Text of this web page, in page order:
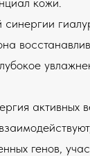
активных
генов,